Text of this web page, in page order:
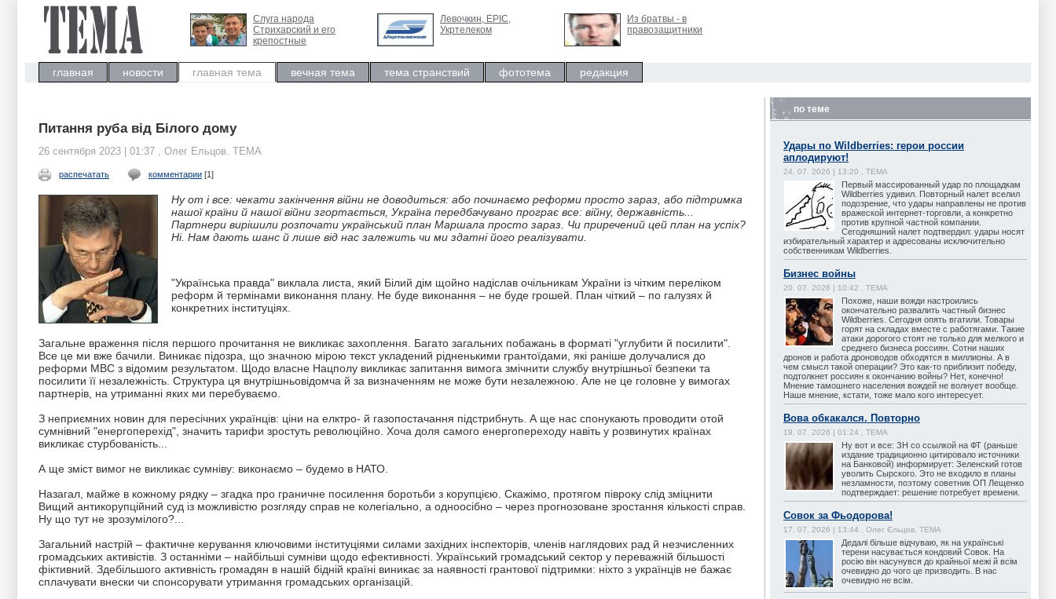
Слуга народа
Стрихарский и его
крепостные
Левочкин, ЕРIC,
Укртелеком
Из братвы - в
правозащитники
главная новости главная тема вечная тема тема странствий фототема редакция
Питання руба від Білого дому
26 сентября 2023 | 01:37 , Олег Ельцов. ТЕМА
распечатать комментарии [1]
Ну от і все: чекати закінчення війни не доводиться: або починаємо реформи просто зараз, або підтримка
нашої країни й нашої війни згортається, Україна передбачувано програє все: війну, державність...
Партнери вирішили розпочати український план Маршала просто зараз. Чи приречений цей план на успіх?
Ні. Нам дають шанс й лише від нас залежить чи ми здатні його реалізувати.
"Українська правда" виклала листа, який Білий дім щойно надіслав очільникам України із чітким переліком
реформ й термінами виконання плану. Не буде виконання – не буде грошей. План чіткий – по галузях й
конкретних інституціях.
Загальне враження після першого прочитання не викликає захоплення. Багато загальних побажань в форматі "углубити й посилити".
Все це ми вже бачили. Виникає підозра, що значною мірою текст укладений рідненькими грантоїдами, які раніше долучалися до
реформи МВС з відомим результатом. Щодо власне Нацполу викликає запитання вимога змічнити службу внутрішньої безпеки та
посилити її незалежність. Структура ця внутрішньовідомча й за визначенням не може бути незалежною. Але не це головне у вимогах
партнерів, на утриманні яких ми перебуваємо.
З неприємних новин для пересічних українців: ціни на елктро- й газопостачання підстрибнуть. А ще нас спонукають проводити отой
сумнівний "енергоперехід", значить тарифи зростуть революційно. Хоча доля самого енергопереходу навіть у розвинутих країнах
викликає стурбованість...
А ще зміст вимог не викликає сумніву: виконаємо – будемо в НАТО.
Назагал, майже в кожному рядку – згадка про граничне посилення боротьби з корупцією. Скажімо, протягом півроку слід зміцнити
Вищий антикорупційний суд із можливістю розгляду справ не колегіально, а одноосібно – через прогнозоване зростання кількості справ.
Ну що тут не зрозумілого?...
Загальний настрій – фактичне керування ключовими інституціями силами західних інспекторів, членів наглядових рад й незчисленних
громадських активістів. З останніми – найбільші сумніви щодо ефективності. Український громадський сектор у переважній більшості
фіктивний. Здебільшого активність громадян в нашій бідній країні виникає за наявності грантової підтримки: ніхто з українців не бажає
сплачувати внески чи спонсорувати утримання громадських організацій.
по теме
Удары по Wildberries: герои россии
аплодируют!
24. 07. 2026 | 13:20 , ТЕМА
Первый массированный удар по площадкам
Wildberries удивил. Повторный налет вселил
подозрение, что удары направлены не против
вражеской интернет-торговли, а конкретно
против крупной частной компании.
Сегодняшний налет подтвердил: удары носят
избирательный характер и адресованы исключительно
собственникам Wildberries.
Бизнес войны
20. 07. 2026 | 10:42 , ТЕМА
Похоже, наши вожди настроились
окончательно развалить частный бизнес
Wildberries. Сегодня опять вгатили. Товары
горят на складах вместе с работягами. Такие
атаки дорогого стоят не только для мелкого и
среднего бизнеса россиян. Сотни наших
дронов и работа дроноводов обходятся в миллионы. А в
чем смысл такой операции? Это как-то приблизит победу,
подтолкнет россиян к окончанию войны? Нет, конечно!
Мнение тамошнего населения вождей не волнует вообще.
Наше мнение, кстати, тоже мало кого интересует.
Вова обкакался. Повторно
19. 07. 2026 | 01:24 , ТЕМА
Ну вот и все: ЗН со ссылкой на ФТ (раньше
издание традиционно цитировало источники
на Банковой) информирует: Зеленский готов
уволить Сырского. Это не входило в планы
незламности, поэтому советник ОП Лещенко
подтверждает: решение потребует времени.
Совок за Фьодорова!
17. 07. 2026 | 13:44 , Олег Єльцов, ТЕМА
Дедалі більше відчуваю, як на українські
терени насувається кондовий Совок. На
росію він насунувся до крайньої межі й всім
очевидно до чого це призводить. В нас
очевидно не всім.